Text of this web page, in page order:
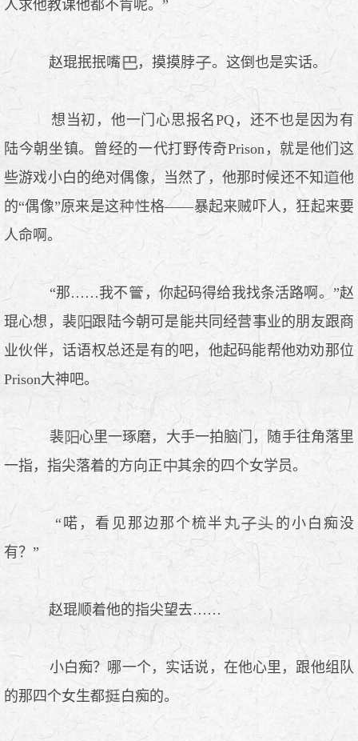
人求他教课他都不肯呢。”
赵琨抿抿嘴 ，摸摸脖 。这倒也是实话。
想当初，他一门心思报名PQ，还不也是因为有
陆今朝坐镇。曾经的一代打野传奇Prison，就是他们这
些游戏小白的绝对偶像，当然了，他那时候还不知
他
的“偶像”原来是这
格——暴起来贼吓人，狂起来要
人命啊。
“那……我不
，你起码得给我找条活路啊。”赵
琨心想，裴
跟陆今朝可是能共同经营事业的朋友跟商
业伙伴，话语权总还是有的吧，他起码能帮他劝劝那位
Prison大神吧。
裴
心里一琢磨，大手一拍脑门，随手往角落里
一指，指尖落着的方向正
其余的四个女学员。
“喏，看见那边那个梳半
的小白痴没
有？”
赵琨顺着他的指尖望去……
小白痴？哪一个，实话说，在他心里，跟他组队
的那四个女生都
白痴的。